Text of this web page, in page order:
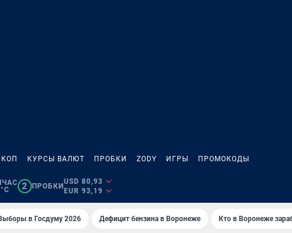
КУРСЫ ВАЛЮТ ПРОБКИ ZODY ИГРЫ ПРОМОКОДЫ
2 ПРОБКИ
USD 80,93
EUR 93,19
в Госдуму 2026 Дефицит бензина в Воронеже Кто в Воронеже